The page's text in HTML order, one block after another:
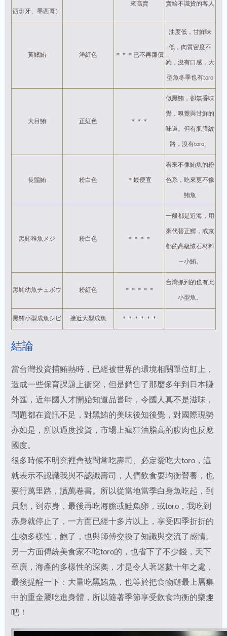
西班牙、墨西哥）
來高賣 賣給不識貨的客人
黃鰭鮪 洋紅色 ＊＊＊已不再廉價
油度低，甘鮮味
低，肉質密度不
夠，沒有口感，大
型魚冬季也有toro
大目鮪 正紅色 ＊＊＊
似黑鮪，卻無香味
覺，嗅覺與甘鮮的
味道。但有肌膜紋
路，沒有toro。
長鬚鮪 粉白色 ＊最便宜
看來不像鮪魚的粉
色系，吃來更不像
鮪魚
黑鮪稚魚メジ 粉白色 ＊＊＊＊
一般都是近海，用
來代替正鰹，或京
都的高級懷石材料
—小鮪。
黑鮪幼魚チュボウ 粉紅色 ＊＊＊＊＊
台灣抓到的也有此
小型魚。
黑鮪小型成魚シビ 接近大型成魚 ＊＊＊＊＊＊
結論
當台灣投資捕鮪熱時，已經被世界的環境相關單位盯上，
造成一些保育課題上衝突，但是銷售了那麼多年到日本賺
外匯，近年國人才開始知道品嘗時，令國人真不是滋味，
問題都在資訊不足，對黑鮪的美味後知後覺，對國際現勢
亦如是，所以過度投資，市場上瘋狂油脂高的腹肉也反應
國度。
很多時候不明究裡會被問常吃壽司、必定愛吃大toro，這
就表示不認識我與不認識壽司，人們飲食要均衡營養，也
要行萬里路，讀萬卷書。所以從當地當季白身魚吃起，到
貝類，到赤身，最後再吃海膽或鮭魚卵，或toro，我吃到
赤身就停止了，一方面已經十多片以上，享受四季折折的
生物多樣性，飽了，也與師傅交換了知識與交流了感情。
另一方面傳統美食家不吃toro的，也省下了不少錢，天下
至廣，海產的多樣性的深奧，才是令人著迷數十年之處，
最後提醒一下：大量吃黑鮪魚，也等於把食物鏈最上層集
中的重金屬吃進身體，所以隨著季節享受飲食均衡的樂趣
吧！